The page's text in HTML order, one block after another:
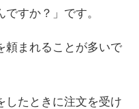
すか？」です。
頼まれることが多いで
したときに注文を受け